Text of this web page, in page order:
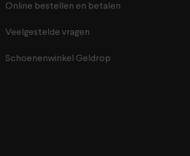
Online bestellen en betalen
Veelgestelde vragen
Schoenenwinkel Geldrop